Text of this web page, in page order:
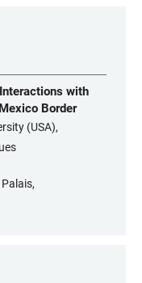
with
Border
(USA),